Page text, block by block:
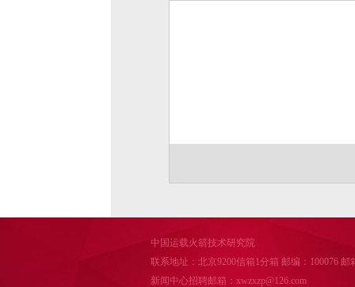
中国运载火箭技术研究院
联系地址：北京9200信箱1分箱 邮编：100076 邮
新闻中心招聘邮箱：xwzxzp@126.com